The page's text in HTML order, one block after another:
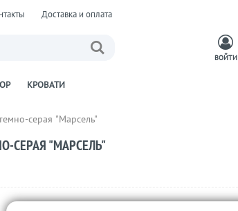
Доставка и оплата
ВОЙТИ
КРОВАТИ
серая "Марсель"
СЕРАЯ "МАРСЕЛЬ"